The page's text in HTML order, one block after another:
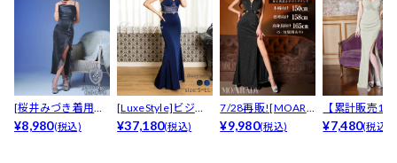
[桜井みづき着用・
小さめサイズ]めち
¥8,980(税込)
[LuxeStyle]ビジュ
ーベアトッ...
¥37,180(税込)
7/28再販![MOARA
DY][姉ド...
¥9,980(税込)
【累計販売
以上】 美ス
¥7,480(税込)